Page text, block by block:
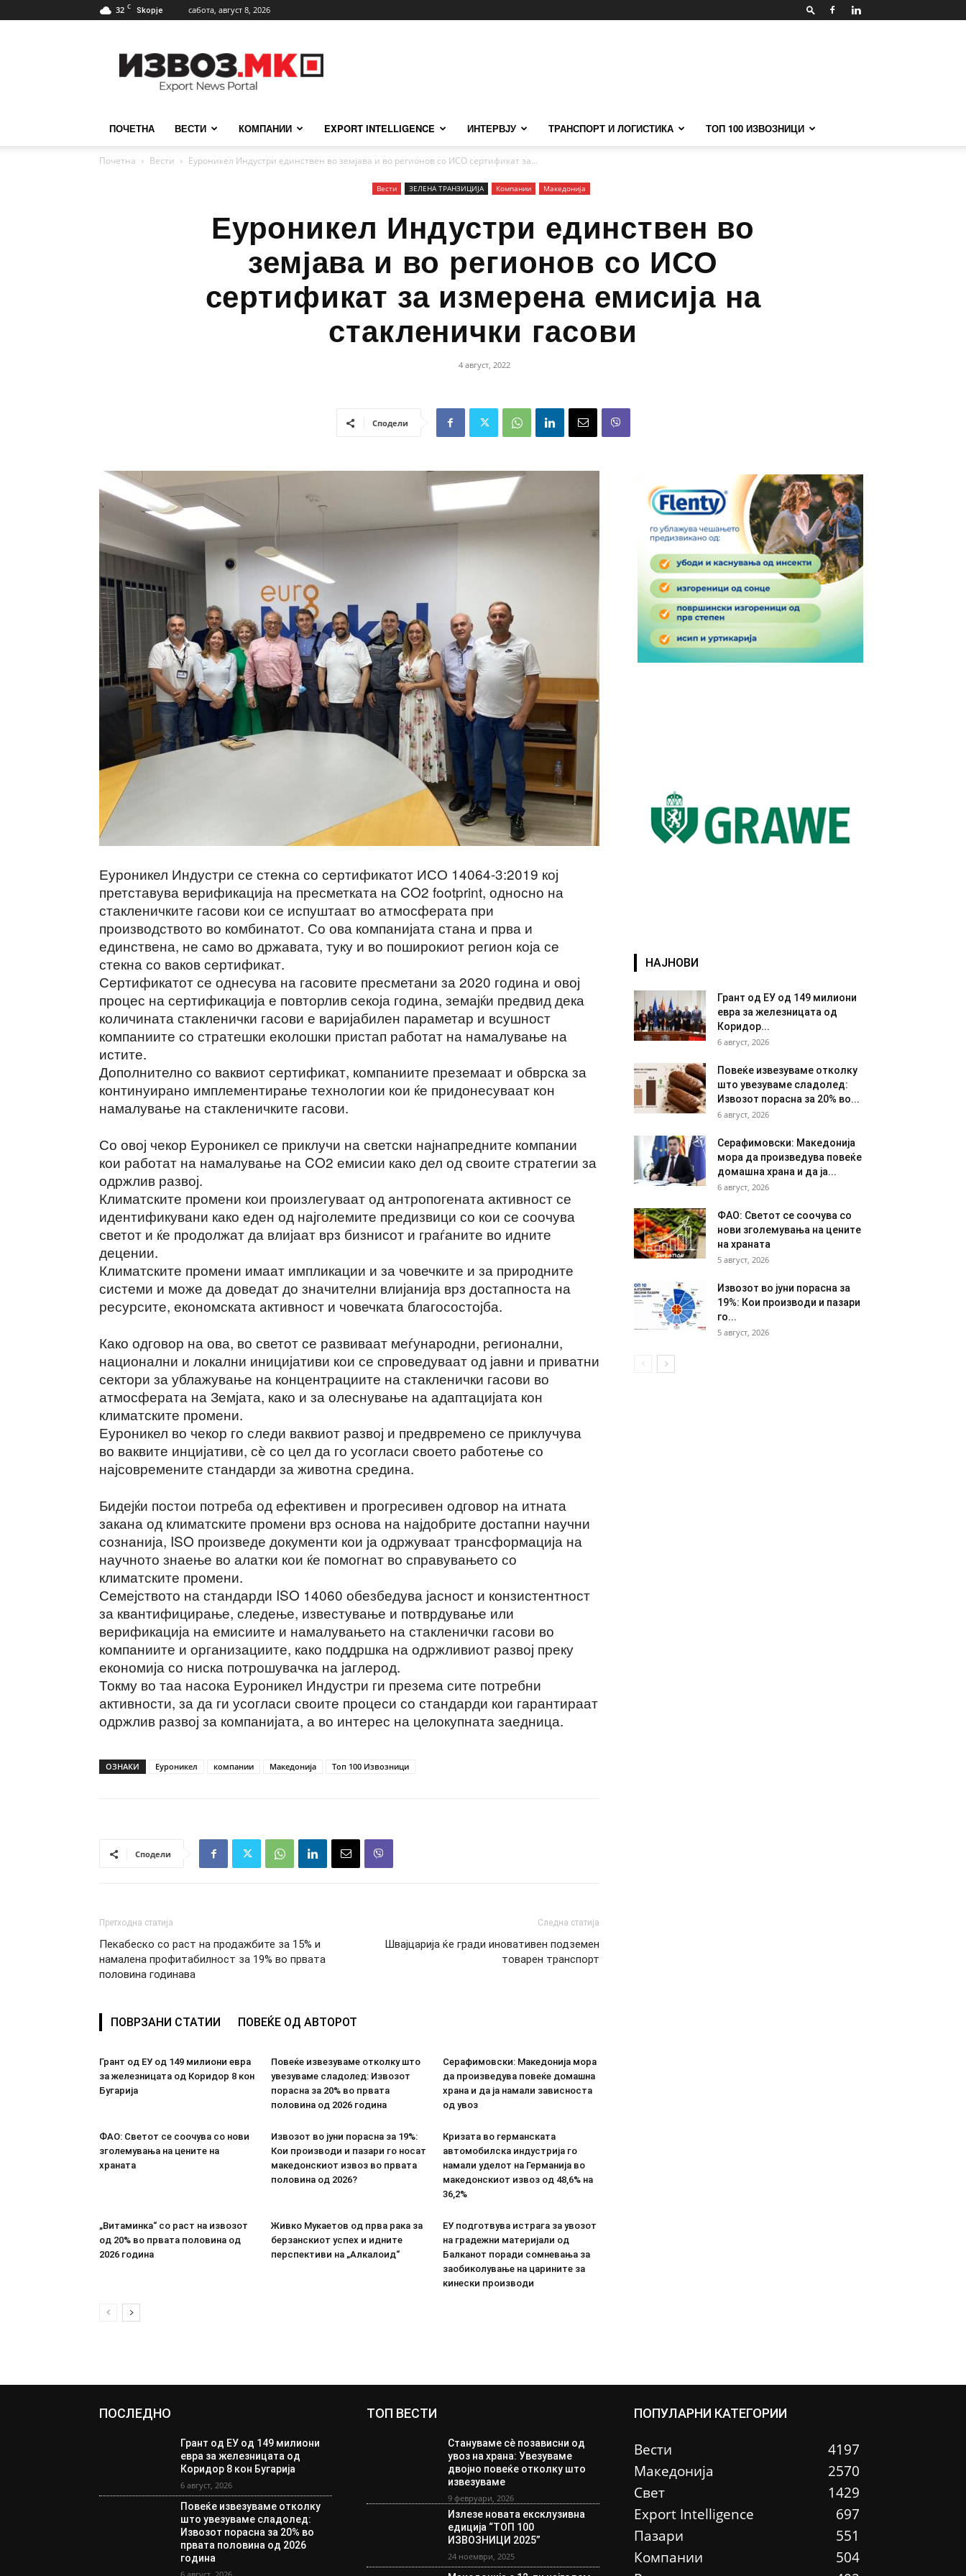
32 C Skopje сабота, август 8, 2026
ПОЧЕТНА ВЕСТИ КОМПАНИИ EXPORT INTELLIGENCE ИНТЕРВЈУ ТРАНСПОРТ И ЛОГИСТИКА ТОП 100 ИЗВОЗНИЦИ
Почетна Вести Еуроникел Индустри единствен во земјава и во регионов со ИСО сертификат за...
Вести ЗЕЛЕНА ТРАНЗИЦИЈА Компании Македонија
Еуроникел Индустри единствен во
земјава и во регионов со ИСО
сертификат за измерена емисија на
стакленички гасови
4 август, 2022
Сподели
Еуроникел Индустри се стекна со сертификатот ИСО 14064-3:2019 кој
претставува верификација на пресметката на CO2 footprint, односно на
стакленичките гасови кои се испуштаат во атмосферата при
производството во комбинатот. Со ова компанијата стана и прва и
единствена, не само во државата, туку и во поширокиот регион која се
стекна со ваков сертификат.
Сертификатот се однесува на гасовите пресметани за 2020 година и овој
процес на сертификација е повторлив секоја година, земајќи предвид дека
количината стакленички гасови е варијабилен параметар и всушност
компаниите со стратешки еколошки пристап работат на намалување на
истите.
Дополнително со ваквиот сертификат, компаниите преземаат и обврска за
континуирано имплементирање технологии кои ќе придонесуваат кон
намалување на стакленичките гасови.
Со овој чекор Еуроникел се приклучи на светски најнапредните компании
кои работат на намалување на CO2 емисии како дел од своите стратегии за
одржлив развој.
Климатските промени кои произлегуваат од антропогената активност се
идентификувани како еден од најголемите предизвици со кои се соочува
светот и ќе продолжат да влијаат врз бизнисот и граѓаните во идните
децении.
Климатските промени имаат импликации и за човечките и за природните
системи и може да доведат до значителни влијанија врз достапноста на
ресурсите, економската активност и човечката благосостојба.
Како одговор на ова, во светот се развиваат меѓународни, регионални,
национални и локални иницијативи кои се спроведуваат од јавни и приватни
сектори за ублажување на концентрациите на стакленички гасови во
атмосферата на Земјата, како и за олеснување на адаптацијата кон
климатските промени.
Еуроникел во чекор го следи ваквиот развој и предвремено се приклучува
во ваквите инцијативи, сè со цел да го усогласи своето работење со
најсовремените стандарди за животна средина.
Бидејќи постои потреба од ефективен и прогресивен одговор на итната
закана од климатските промени врз основа на најдобрите достапни научни
сознанија, ISO произведе документи кои ја одржуваат трансформација на
научното знаење во алатки кои ќе помогнат во справувањето со
климатските промени.
Семејството на стандарди ISO 14060 обезбедува јасност и конзистентност
за квантифицирање, следење, известување и потврдување или
верификација на емисиите и намалувањето на стакленички гасови во
компаниите и организациите, како поддршка на одржливиот развој преку
економија со ниска потрошувачка на јаглерод.
Токму во таа насока Еуроникел Индустри ги презема сите потребни
активности, за да ги усогласи своите процеси со стандарди кои гарантираат
одржлив развој за компанијата, а во интерес на целокупната заедница.
ОЗНАКИ Еуроникел компании Македонија Топ 100 Извозници
Сподели
Претходна статија
Пекабеско со раст на продажбите за 15% и
намалена профитабилност за 19% во првата
половина годинава
Следна статија
Швајцарија ќе гради иновативен подземен
товарен транспорт
ПОВРЗАНИ СТАТИИ ПОВЕЌЕ ОД АВТОРОТ
Грант од ЕУ од 149 милиони евра
за железницата од Коридор 8 кон
Бугарија
Повеќе извезуваме отколку што
увезуваме сладолед: Извозот
порасна за 20% во првата
половина од 2026 година
Серафимовски: Македонија мора
да произведува повеќе домашна
храна и да ја намали зависноста
од увоз
ФАО: Светот се соочува со нови
зголемувања на цените на
храната
Извозот во јуни порасна за 19%:
Кои производи и пазари го носат
македонскиот извоз во првата
половина од 2026?
Кризата во германската
автомобилска индустрија го
намали уделот на Германија во
македонскиот извоз од 48,6% на
36,2%
„Витаминка“ со раст на извозот
од 20% во првата половина од
2026 година
Живко Мукаетов од прва рака за
берзанскиот успех и идните
перспективи на „Алкалоид“
ЕУ подготвува истрага за увозот
на градежни материјали од
Балканот поради сомневања за
заобиколување на царините за
кинески производи
НАЈНОВИ
Грант од ЕУ од 149 милиони
евра за железницата од
Коридор...
6 август, 2026
Повеќе извезуваме отколку
што увезуваме сладолед:
Извозот порасна за 20% во...
6 август, 2026
Серафимовски: Македонија
мора да произведува повеќе
домашна храна и да ја...
6 август, 2026
ФАО: Светот се соочува со
нови зголемувања на цените
на храната
5 август, 2026
Извозот во јуни порасна за
19%: Кои производи и пазари
го...
5 август, 2026
ПОСЛЕДНО
Грант од ЕУ од 149 милиони
евра за железницата од
Коридор 8 кон Бугарија
6 август, 2026
Повеќе извезуваме отколку
што увезуваме сладолед:
Извозот порасна за 20% во
првата половина од 2026
година
ТОП ВЕСТИ
Стануваме сè позависни од
увоз на храна: Увезуваме
двојно повеќе отколку што
извезуваме
9 февруари, 2026
Излезе новата ексклузивна
едиција “ТОП 100
ИЗВОЗНИЦИ 2025”
24 ноември, 2025
ПОПУЛАРНИ КАТЕГОРИИ
Вести
4197
Македонија
2570
Свет
1429
Еxport Intelligence
697
Пазари
551
Компании
504